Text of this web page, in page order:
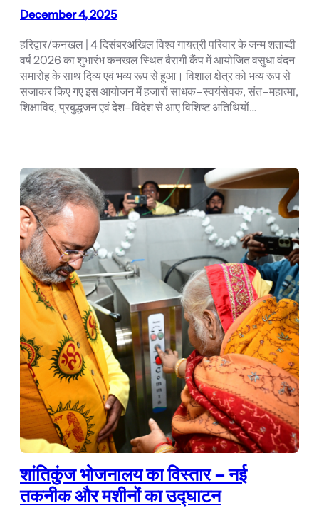
December 4, 2025
हरिद्वार/कनखल | 4 दिसंबरअखिल विश्व गायत्री परिवार के जन्म शताब्दी
वर्ष 2026 का शुभारंभ कनखल स्थित बैरागी कैंप में आयोजित वसुधा वंदन
समारोह के साथ दिव्य एवं भव्य रूप से हुआ। विशाल क्षेत्र को भव्य रूप से
सजाकर किए गए इस आयोजन में हजारों साधक–स्वयंसेवक, संत–महात्मा,
शिक्षाविद, प्रबुद्धजन एवं देश–विदेश से आए विशिष्ट अतिथियों…
शांतिकुंज भोजनालय का विस्तार – नई
तकनीक और मशीनों का उद्घाटन